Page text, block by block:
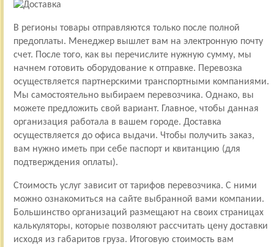
В регионы товары отправляются только после полной
предоплаты. Менеджер вышлет вам на электронную почту
счет. После того, как вы перечислите нужную сумму, мы
начнем готовить оборудование к отправке. Перевозка
осуществляется партнерскими транспортными компаниями.
Мы самостоятельно выбираем перевозчика. Однако, вы
можете предложить свой вариант. Главное, чтобы данная
организация работала в вашем городе. Доставка
осуществляется до офиса выдачи. Чтобы получить заказ,
вам нужно иметь при себе паспорт и квитанцию (для
подтверждения оплаты).
Стоимость услуг зависит от тарифов перевозчика. С ними
можно ознакомиться на сайте выбранной вами компании.
Большинство организаций размещают на своих страницах
калькуляторы, которые позволяют рассчитать цену доставки
исходя из габаритов груза. Итоговую стоимость вам